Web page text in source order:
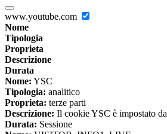
www.youtube.com
Nome
Tipologia
Proprieta
Descrizione
Durata
Nome: YSC
Tipologia: analitico
Proprieta: terze parti
Descrizione: Il cookie YSC è impostato
Durata: Sessione